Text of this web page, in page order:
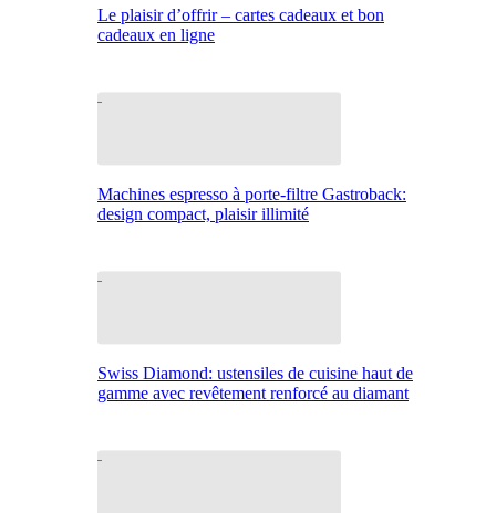
Le plaisir d’offrir – cartes cadeaux et bon
cadeaux en ligne
Machines espresso à porte-filtre Gastroback:
design compact, plaisir illimité
Swiss Diamond: ustensiles de cuisine haut de
gamme avec revêtement renforcé au diamant